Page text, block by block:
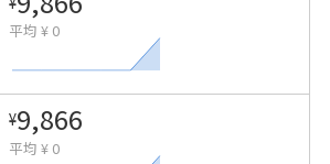
平均 ¥ 0
¥9,866
平均 ¥ 0